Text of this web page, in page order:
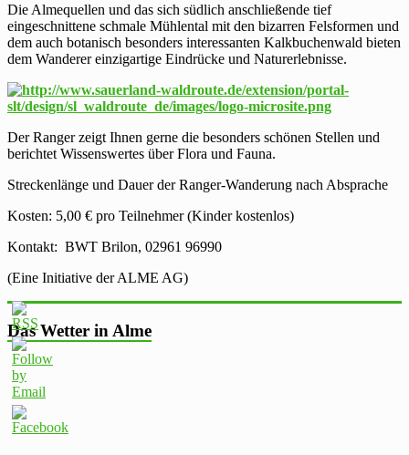
Die Almequellen und das sich südlich anschließende tief
eingeschnittene schmale Mühlental mit den bizarren Felsformen und
dem auch botanisch besonders interessanten Kalkbuchenwald bieten
dem Wanderer einzigartige Eindrücke und Naturerlebnisse.
Der Ranger zeigt Ihnen gerne die besonders schönen Stellen und
berichtet Wissenswertes über Flora und Fauna.
Streckenlänge und Dauer der Ranger-Wanderung nach Absprache
Kosten: 5,00 € pro Teilnehmer (Kinder kostenlos)
Kontakt: BWT Brilon, 02961 96990
(Eine Initiative der ALME AG)
Das Wetter in Alme